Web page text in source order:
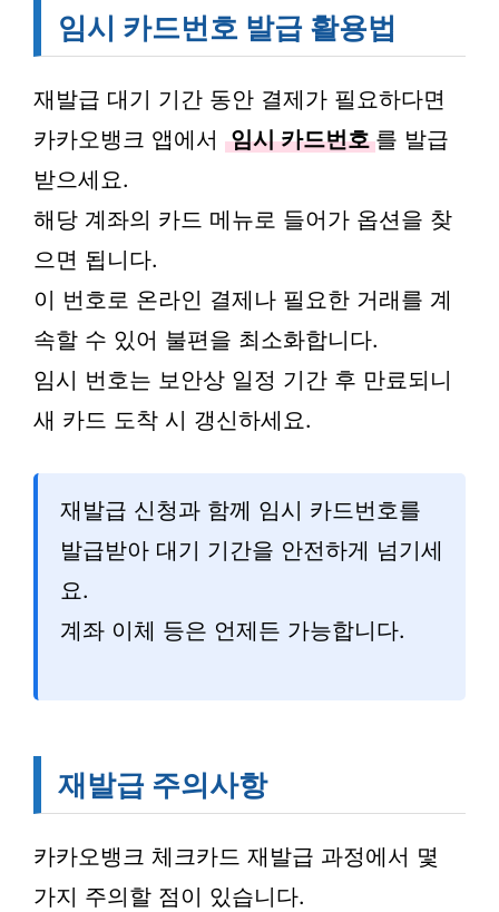
임시 카드번호 발급 활용법
재발급 대기 기간 동안 결제가 필요하다면
카카오뱅크 앱에서 임시 카드번호 를 발급
받으세요.
해당 계좌의 카드 메뉴로 들어가 옵션을 찾
으면 됩니다.
이 번호로 온라인 결제나 필요한 거래를 계
속할 수 있어 불편을 최소화합니다.
임시 번호는 보안상 일정 기간 후 만료되니
새 카드 도착 시 갱신하세요.
재발급 신청과 함께 임시 카드번호를
발급받아 대기 기간을 안전하게 넘기세
요.
계좌 이체 등은 언제든 가능합니다.
재발급 주의사항
카카오뱅크 체크카드 재발급 과정에서 몇
가지 주의할 점이 있습니다.